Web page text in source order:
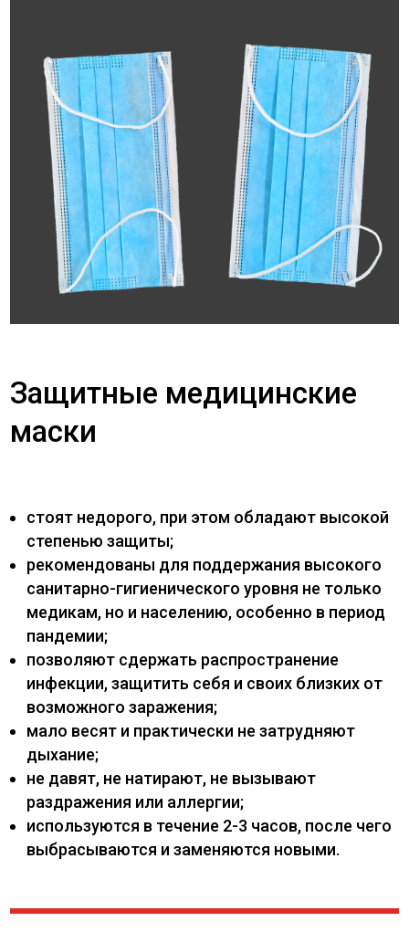
Защитные медицинские
маски
стоят недорого, при этом обладают высокой
степенью защиты;
рекомендованы для поддержания высокого
санитарно-гигиенического уровня не только
медикам, но и населению, особенно в период
пандемии;
позволяют сдержать распространение
инфекции, защитить себя и своих близких от
возможного заражения;
мало весят и практически не затрудняют
дыхание;
не давят, не натирают, не вызывают
раздражения или аллергии;
используются в течение 2-3 часов, после чего
выбрасываются и заменяются новыми.